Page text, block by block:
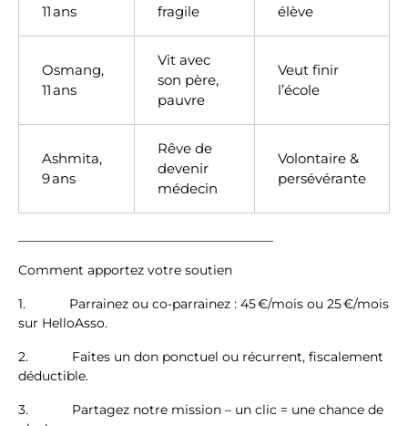
11 ans
fragile
élève
Osmang,
11 ans
Vit avec
son père,
pauvre
Veut finir
l’école
Ashmita,
9 ans
Rêve de
devenir
médecin
Volontaire &
persévérante
Comment apportez votre soutien
1. Parrainez ou co-parrainez : 45 €/mois ou 25 €/mois
sur HelloAsso.
2. Faites un don ponctuel ou récurrent, fiscalement
déductible.
3. Partagez notre mission – un clic = une chance de